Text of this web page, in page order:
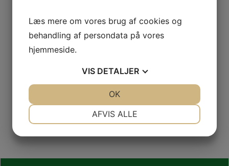
Bliv medlem
Går du og drømmer om at blive frivillig hjælper i Højer
IF, så klik her:
Læs mere om vores brug af cookies og
behandling af persondata på vores
hjemmeside.
VIS DETALJER
AFVIS ALLE
OK